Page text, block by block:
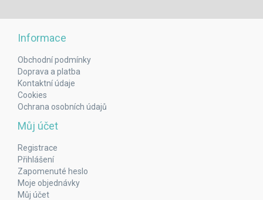
Informace
Obchodní podmínky
Doprava a platba
Kontaktní údaje
Cookies
Ochrana osobních údajů
Můj účet
Registrace
Přihlášení
Zapomenuté heslo
Moje objednávky
Můj účet